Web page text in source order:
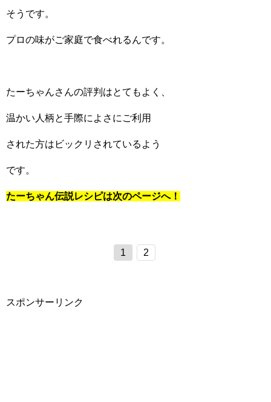
そうです。
プロの味がご家庭で食べれるんです。
たーちゃんさんの評判はとてもよく、
温かい人柄と手際によさにご利用
された方はビックリされているよう
です。
たーちゃん伝説レシピは次のページへ！
1 2
スポンサーリンク